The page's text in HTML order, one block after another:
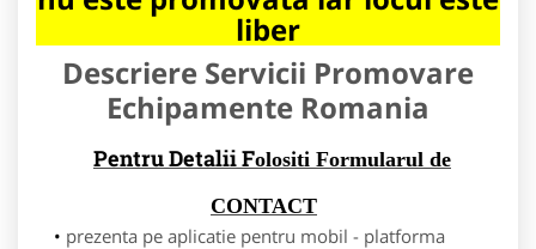
liber
Descriere Servicii Promovare
Echipamente Romania
Pentru Detalii Folositi Formularul de
CONTACT
prezenta pe aplicatie pentru mobil - platforma